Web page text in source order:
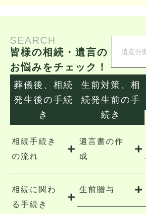
SEARCH
皆様の相続・遺言の
お悩みをチェック！
葬儀後、相続
発生後の手続
き
相続手続き
の流れ
相続に関わ
る手続き
生前対策、相
続発生前の手
続き
遺言書の作
成
生前贈与